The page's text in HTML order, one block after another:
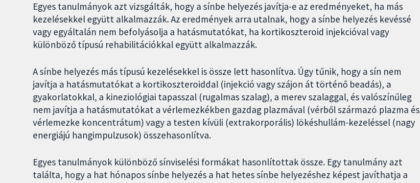
Egyes tanulmányok azt vizsgálták, hogy a sínbe helyezés javítja-e az eredményeket, ha más
kezelésekkel együtt alkalmazzák. Az eredmények arra utalnak, hogy a sínbe helyezés kevéssé
vagy egyáltalán nem befolyásolja a hatásmutatókat, ha kortikoszteroid injekcióval vagy
különböző típusú rehabilitációkkal együtt alkalmazzák.
A sínbe helyezés más típusú kezelésekkel is össze lett hasonlítva. Úgy tűnik, hogy a sín nem
javítja a hatásmutatókat a kortikoszteroiddal (injekció vagy szájon át történő beadás), a
gyakorlatokkal, a kineziológiai tapasszal (rugalmas szalag), a merev szalaggal, és valószínűleg
nem javítja a hatásmutatókat a vérlemezkékben gazdag plazmával (vérből származó plazma és
vérlemezke koncentrátum) vagy a testen kívüli (extrakorporális) lökéshullám-kezeléssel (nagy
energiájú hangimpulzusok) összehasonlítva.
Egyes tanulmányok különböző sínviselési formákat hasonlítottak össze. Egy tanulmány azt
találta, hogy a hat hónapos sínbe helyezés a hat hetes sínbe helyezéshez képest javíthatja a